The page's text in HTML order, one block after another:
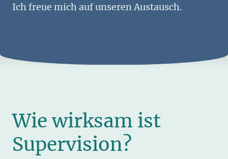
Ich freue mich auf unseren Austausch.
Wie wirksam ist
Supervision?